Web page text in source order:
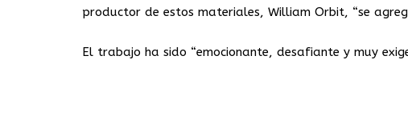
productor de estos materiales, William Orbit, “se
El trabajo ha sido “emocionante, desafiante y muy